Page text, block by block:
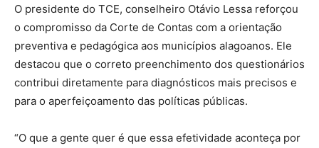
O presidente do TCE, conselheiro Otávio Lessa reforçou
o compromisso da Corte de Contas com a orientação
preventiva e pedagógica aos municípios alagoanos. Ele
destacou que o correto preenchimento dos questionários
contribui diretamente para diagnósticos mais precisos e
para o aperfeiçoamento das políticas públicas.
“O que a gente quer é que essa efetividade aconteça por